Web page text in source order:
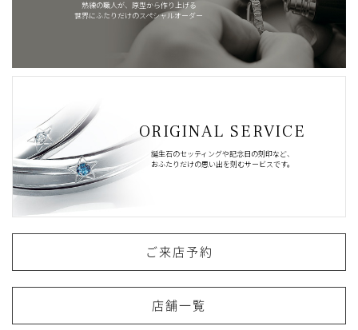
熟練の職人が、原型から作り上げる
世界にふたりだけのスペシャルオーダー
ORIGINAL SERVICE
誕生石のセッティングや記念日の刻印など、
おふたりだけの思い出を刻むサービスです。
ご来店予約
店舗一覧